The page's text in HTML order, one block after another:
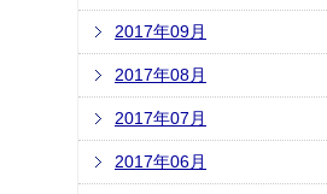
2017年09月
2017年08月
2017年07月
2017年06月